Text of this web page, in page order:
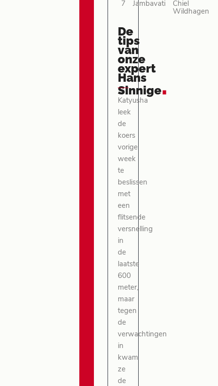
7
Jambavati
Chiel
Wildhagen
De
tips
van
onze
expert
Hans
Sinnige.
Katyusha
leek
de
koers
vorige
week
te
beslissen
met
een
flitsende
versnelling
in
de
laatste
600
meter,
maar
tegen
de
verwachtingen
in
kwam
ze
de